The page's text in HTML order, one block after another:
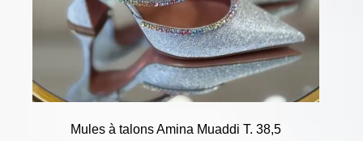
Mules à talons Amina Muaddi T. 38,5